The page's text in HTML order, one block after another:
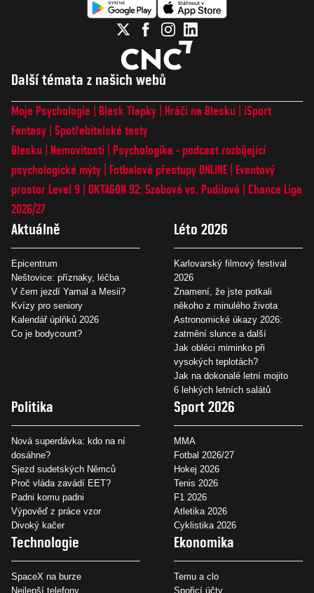
Další témata z našich webů
Moje Psychologie Blesk Tlapky Hráči na Blesku
iSport
Fantasy Spotřebitelské testy
Blesku
Nemovitosti
Psychologika - podcast rozbíjející
psychologické mýty
Fotbalové přestupy ONLINE
Eventový
prostor Level 9 OKTAGON 92: Szabová vs. Pudilová
Chance Liga
2026/27
Aktuálně
Epicentrum
Neštovice: příznaky, léčba
V čem jezdí Yamal a Mesii?
Kvízy pro seniory
Kalendář úplňků 2026
Co je bodycount?
Léto 2026
Karlovarský filmový festival
2026
Znamení, že jste potkali
někoho z minulého života
Astronomické úkazy 2026:
zatmění slunce a další
Jak obléci miminko při
vysokých teplotách?
Jak na dokonalé letní mojito
6 lehkých letních salátů
Politika
Nová superdávka: kdo na ní
dosáhne?
Sjezd sudetských Němců
Proč vláda zavádí EET?
Padni komu padni
Výpověď z práce vzor
Divoký kačer
Sport 2026
MMA
Fotbal 2026/27
Hokej 2026
Tenis 2026
F1 2026
Atletika 2026
Cyklistika 2026
Technologie
SpaceX na burze
Nejlepší telefony
Ekonomika
Temu a clo
Spořicí účty